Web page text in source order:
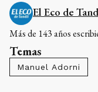
El Eco de
Más de 143 años
Temas
Manuel Adorni